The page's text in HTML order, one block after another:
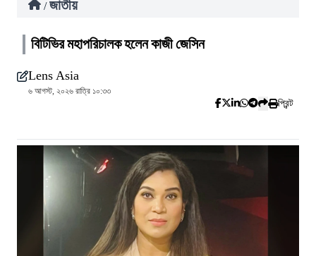
/ জাতীয়
বিটিভির মহাপরিচালক হলেন কাজী জেসিন
Lens Asia
৬ আগস্ট, ২০২৬ রাত্রি ১০:৩৩
প্রিন্ট